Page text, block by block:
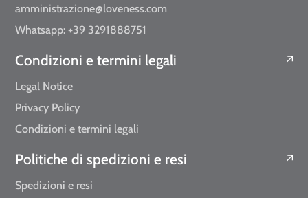
amministrazione@loveness.com
Whatsapp: +39 3291888751
Condizioni e termini legali
Legal Notice
Privacy Policy
Condizioni e termini legali
Politiche di spedizioni e resi
Spedizioni e resi